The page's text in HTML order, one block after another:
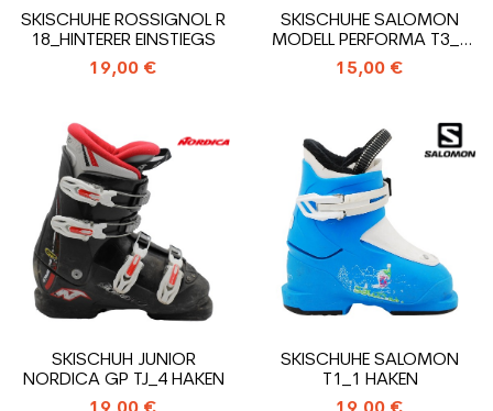
SKISCHUHE ROSSIGNOL R
18_HINTERER EINSTIEGS
19,00 €
SKISCHUHE SALOMON
MODELL PERFORMA T3_3
HAKEN
15,00 €
SKISCHUH JUNIOR
NORDICA GP TJ_4 HAKEN
SKISCHUHE SALOMON
T1_1 HAKEN